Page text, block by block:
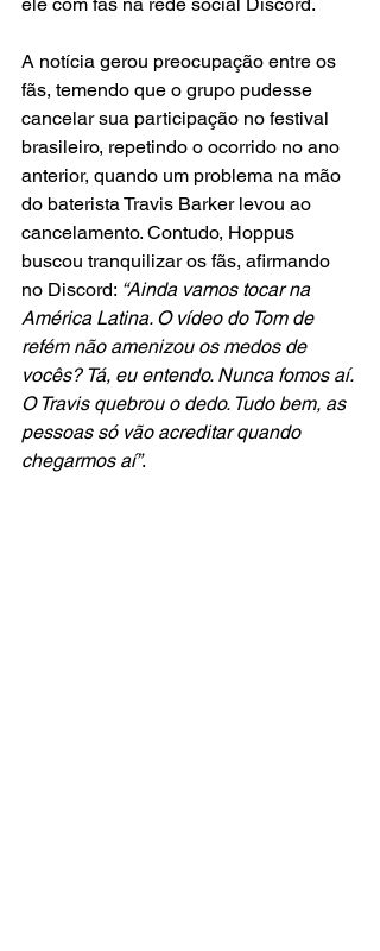
A notícia gerou preocupação entre os
fãs, temendo que o grupo pudesse
cancelar sua participação no festival
brasileiro, repetindo o ocorrido no ano
anterior, quando um problema na mão
do baterista Travis Barker levou ao
cancelamento. Contudo, Hoppus
buscou tranquilizar os fãs, afirmando
no Discord: “Ainda vamos tocar na
América Latina. O vídeo do Tom de
refém não amenizou os medos de
vocês? Tá, eu entendo. Nunca fomos aí.
O Travis quebrou o dedo. Tudo bem, as
pessoas só vão acreditar quando
chegarmos aí”.